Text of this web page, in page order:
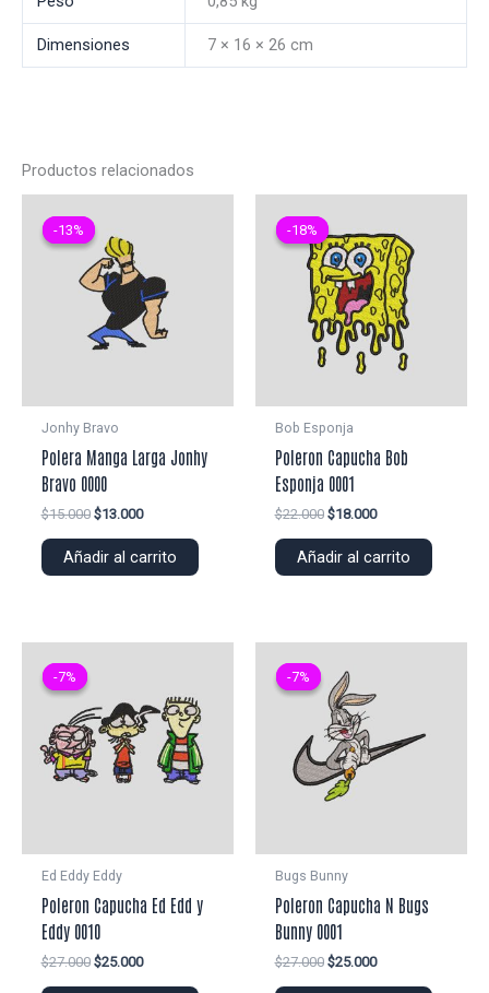
Dimensiones 7 × 16 × 26 cm
Productos relacionados
-13%
-13%
Jonhy Bravo
Polera Manga Larga Jonhy
Bravo 0000
$15.000 El
original
$13.000El
actual
Añadir al carrito
-18%
-18%
Bob Esponja
Poleron Capucha Bob
Esponja 0001
$22.000 El
original
$18.000El
actual
Añadir al carrito
-7%
-7%
Ed Eddy Eddy
Poleron Capucha Ed Edd y
Eddy 0010
$27.000 El
$25.000El
-7%
-7%
Bugs Bunny
Poleron Capucha N Bugs
Bunny 0001
$27.000 El
$25.000El